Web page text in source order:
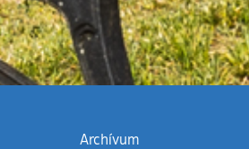
Archívum